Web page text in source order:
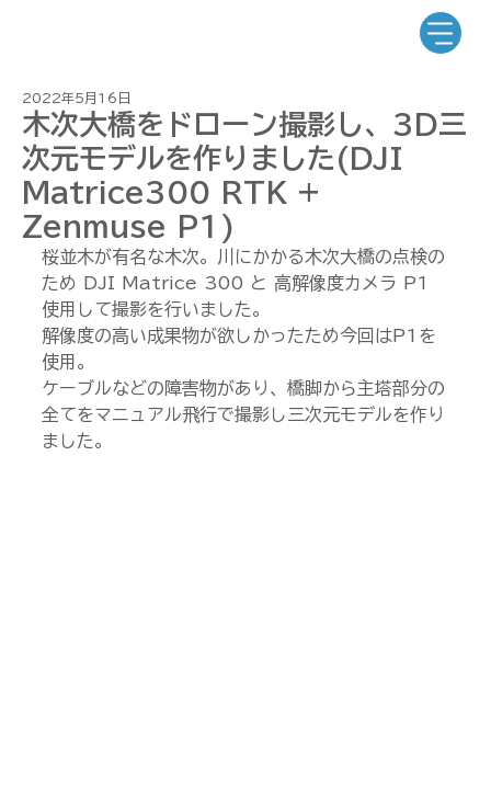
木次大橋をドローン撮影し、3D三
次元モデルを作りました(DJI
Matrice300 RTK +
Zenmuse P1)
2022年5月16日
桜並木が有名な木次。川にかかる木次大橋の点検の
ため DJI Matrice 300 と 高解像度カメラ P1
使用して撮影を行いました。
解像度の高い成果物が欲しかったため今回はP1を
使用。
ケーブルなどの障害物があり、橋脚から主塔部分の
全てをマニュアル飛行で撮影し三次元モデルを作り
ました。